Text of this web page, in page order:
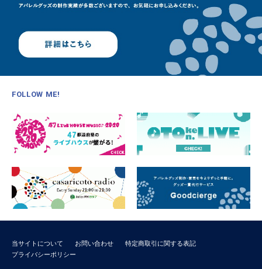
FOLLOW ME!
当サイトについて お問い合わせ
特定商取引に関する表記
プライバシーポリシー